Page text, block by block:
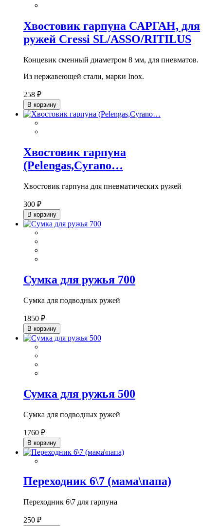
Хвостовик гарпуна САРГАН, для
ружей Cressi SL/ASSO/RITILUS
Концевик сменный диаметром 8 мм, для пневматов.
Из нержавеющей стали, марки Inox.
258 ₽
В корзину
Хвостовик гарпуна
(Pelengas,Cyrano…
Хвостовик гарпуна для пневматических ружей
300 ₽
В корзину
Сумка для ружья 700
Сумка для подводных ружей
1850 ₽
В корзину
Сумка для ружья 500
Сумка для подводных ружей
1760 ₽
В корзину
Переходник 6\7 (мама\папа)
Переходник 6\7 для гарпуна
250 ₽